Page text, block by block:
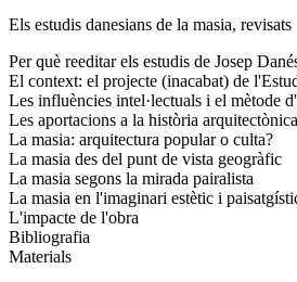
Els estudis danesians de la masia, revisats
Per què reeditar els estudis de Josep
El context: el projecte (inacabat) de
Les influències intel·lectuals i el mètode
Les aportacions a la història
La masia: arquitectura popular o culta?
La masia des del punt de vista geogràfic
La masia segons la mirada pairalista
La masia en l'imaginari estètic i
L'impacte de l'obra
Bibliografia
Materials